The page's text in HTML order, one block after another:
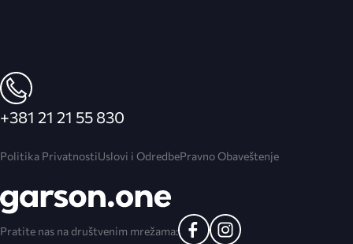
+381 21 21 55 830
Politika Privatnosti Uslovi i Odredbe Pravno Obaveštenje
Pratite nas na društvenim mrežama: